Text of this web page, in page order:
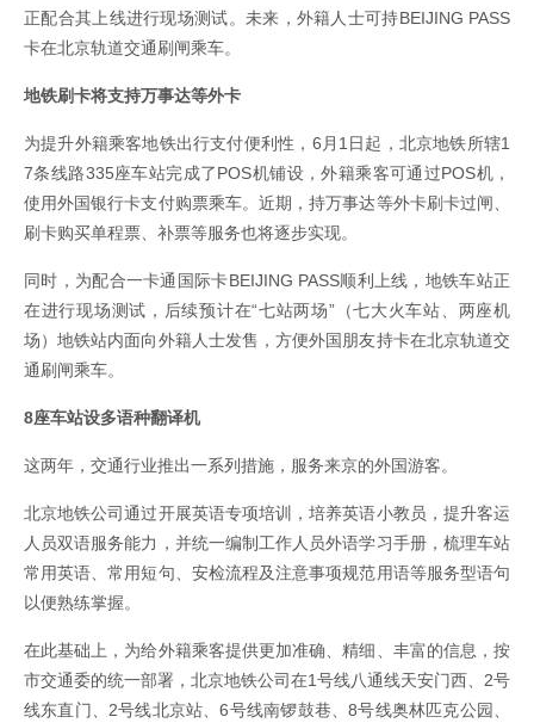
正配合其上线进行现场测试。未来，外籍人士可持BEIJING PASS
卡在北京轨道交通刷闸乘车。
地铁刷卡将支持万事达等外卡
为提升外籍乘客地铁出行支付便利性，6月1日起，北京地铁所辖1
7条线路335座车站完成了POS机铺设，外籍乘客可通过POS机，
使用外国银行卡支付购票乘车。近期，持万事达等外卡刷卡过闸、
刷卡购买单程票、补票等服务也将逐步实现。
同时，为配合一卡通国际卡BEIJING PASS顺利上线，地铁车站正
在进行现场测试，后续预计在“七站两场”（七大火车站、两座机
场）地铁站内面向外籍人士发售，方便外国朋友持卡在北京轨道交
通刷闸乘车。
8座车站设多语种翻译机
这两年，交通行业推出一系列措施，服务来京的外国游客。
北京地铁公司通过开展英语专项培训，培养英语小教员，提升客运
人员双语服务能力，并统一编制工作人员外语学习手册，梳理车站
常用英语、常用短句、安检流程及注意事项规范用语等服务型语句
以便熟练掌握。
在此基础上，为给外籍乘客提供更加准确、精细、丰富的信息，按
市交通委的统一部署，北京地铁公司在1号线八通线天安门西、2号
线东直门、2号线北京站、6号线南锣鼓巷、8号线奥林匹克公园、